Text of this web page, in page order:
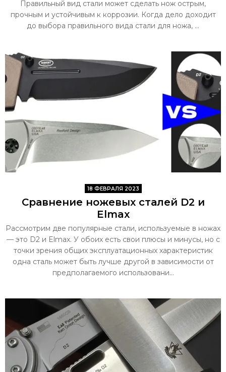
Правильный вид стали может сделать нож острым,
прочным и устойчивым к коррозии. Когда дело доходит
до выбора правильного вида стали для ножа, ...
18 ФЕВРАЛЯ 2023
Сравнение ножевых сталей D2 и
Elmax
Рассмотрим две популярные стали, используемые в ножах
— это D2 и Elmax. У обоих есть свои плюсы и минусы, но с
точки зрения общих эксплуатационных характеристик
одна сталь может быть лучше другой в зависимости от
предполагаемого использовани...